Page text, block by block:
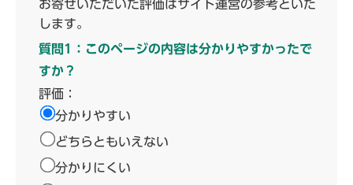
お寄せいただいた評価はサイト運営の参考といた
します。
質問1：このページの内容は分かりやすかったで
すか？
評価：
分かりやすい
どちらともいえない
分かりにくい